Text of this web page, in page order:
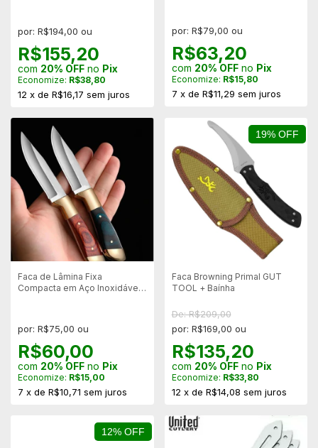
por: R$194,00 ou
R$155,20
com 20% OFF no Pix
Economize: R$38,80
12 x de R$16,17 sem juros
por: R$79,00 ou
R$63,20
com 20% OFFno Pix
Economize: R$15,80
7 x de R$11,29 sem juros
Faca de Lâmina Fixa
Compacta em Aço Inoxidável
por: R$75,00 ou
R$60,00
com 20% OFF no Pix
Economize: R$15,00
7 x de R$10,71 sem juros
19% OFF
Faca Browning Primal GUT
TOOL + Baínha
De: R$209,00
por: R$169,00 ou
R$135,20
com 20% OFFno Pix
Economize: R$33,80
12 x de R$14,08 sem juros
12% OFF